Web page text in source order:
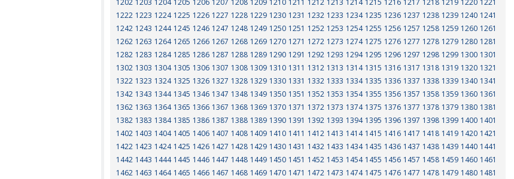
1202 1203 1204 1205 1206 1207 1208 1209 1210 1211 1212 1213 1214 1215 1216 1217 1218 1219 1220 1221
1222 1223 1224 1225 1226 1227 1228 1229 1230 1231 1232 1233 1234 1235 1236 1237 1238 1239 1240 1241
1242 1243 1244 1245 1246 1247 1248 1249 1250 1251 1252 1253 1254 1255 1256 1257 1258 1259 1260 1261
1262 1263 1264 1265 1266 1267 1268 1269 1270 1271 1272 1273 1274 1275 1276 1277 1278 1279 1280 1281
1282 1283 1284 1285 1286 1287 1288 1289 1290 1291 1292 1293 1294 1295 1296 1297 1298 1299 1300 1301
1302 1303 1304 1305 1306 1307 1308 1309 1310 1311 1312 1313 1314 1315 1316 1317 1318 1319 1320 1321
1322 1323 1324 1325 1326 1327 1328 1329 1330 1331 1332 1333 1334 1335 1336 1337 1338 1339 1340 1341
1342 1343 1344 1345 1346 1347 1348 1349 1350 1351 1352 1353 1354 1355 1356 1357 1358 1359 1360 1361
1362 1363 1364 1365 1366 1367 1368 1369 1370 1371 1372 1373 1374 1375 1376 1377 1378 1379 1380 1381
1382 1383 1384 1385 1386 1387 1388 1389 1390 1391 1392 1393 1394 1395 1396 1397 1398 1399 1400 1401
1402 1403 1404 1405 1406 1407 1408 1409 1410 1411 1412 1413 1414 1415 1416 1417 1418 1419 1420 1421
1422 1423 1424 1425 1426 1427 1428 1429 1430 1431 1432 1433 1434 1435 1436 1437 1438 1439 1440 1441
1442 1443 1444 1445 1446 1447 1448 1449 1450 1451 1452 1453 1454 1455 1456 1457 1458 1459 1460 1461
1462 1463 1464 1465 1466 1467 1468 1469 1470 1471 1472 1473 1474 1475 1476 1477 1478 1479 1480 1481